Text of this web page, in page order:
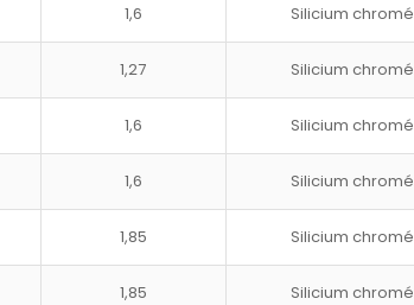
1,6 Silicium chromé
1,27 Silicium chromé
1,6 Silicium chromé
1,6 Silicium chromé
1,85 Silicium chromé
1,85 Silicium chromé